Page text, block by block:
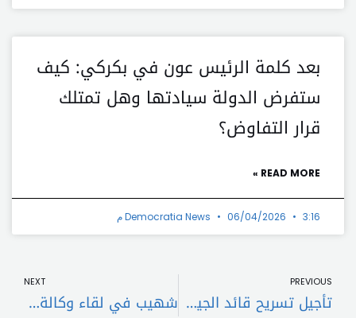
بعد كلمة الرئيس عون في بكركي: كيف
ستفرض الدولة سيادتها وهل تمتلك
قرار التفاوض؟
READ MORE »
Democratia News 06/04/2026 3:16 م
PREVIOUS
تأجيل تسريح قائد الجيش حُسم والقرار يعلن اليوم من الحكومة او مجلس النواب
NEXT
شهيب في لقاء وكالة داخلية الجرد في “التقدمي”: لتطبيق ال1701 حفظا للبنان أكدنا على التمديد لقائد الجيش وتعيين رئيس أركان حماية لهرمية القيادة